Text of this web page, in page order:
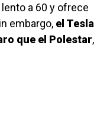
a 60 y ofrece
embargo, el Tesla
que el Polestar,